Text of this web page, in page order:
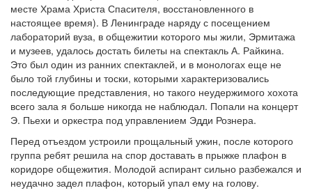
месте Храма Христа Спасителя, восстановленного в
настоящее время). В Ленинграде наряду с посещением
лабораторий вуза, в общежитии которого мы жили, Эрмитажа
и музеев, удалось достать билеты на спектакль А. Райкина.
Это был один из ранних спектаклей, и в монологах еще не
было той глубины и тоски, которыми характеризовались
последующие представления, но такого неудержимого хохота
всего зала я больше никогда не наблюдал. Попали на концерт
Э. Пьехи и оркестра под управлением Эдди Рознера.
Перед отъездом устроили прощальный ужин, после которого
группа ребят решила на спор доставать в прыжке плафон в
коридоре общежития. Молодой аспирант сильно разбежался и
неудачно задел плафон, который упал ему на голову.